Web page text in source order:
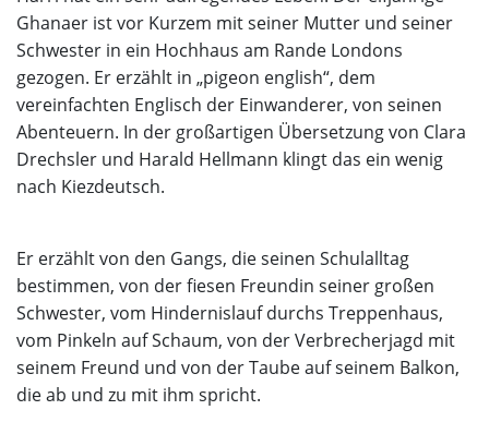
Ghanaer ist vor Kurzem mit seiner Mutter und seiner
Schwester in ein Hochhaus am Rande Londons
gezogen. Er erzählt in „pigeon english“, dem
vereinfachten Englisch der Einwanderer, von seinen
Abenteuern. In der großartigen Übersetzung von Clara
Drechsler und Harald Hellmann klingt das ein wenig
nach Kiezdeutsch.
Er erzählt von den Gangs, die seinen Schulalltag
bestimmen, von der fiesen Freundin seiner großen
Schwester, vom Hindernislauf durchs Treppenhaus,
vom Pinkeln auf Schaum, von der Verbrecherjagd mit
seinem Freund und von der Taube auf seinem Balkon,
die ab und zu mit ihm spricht.